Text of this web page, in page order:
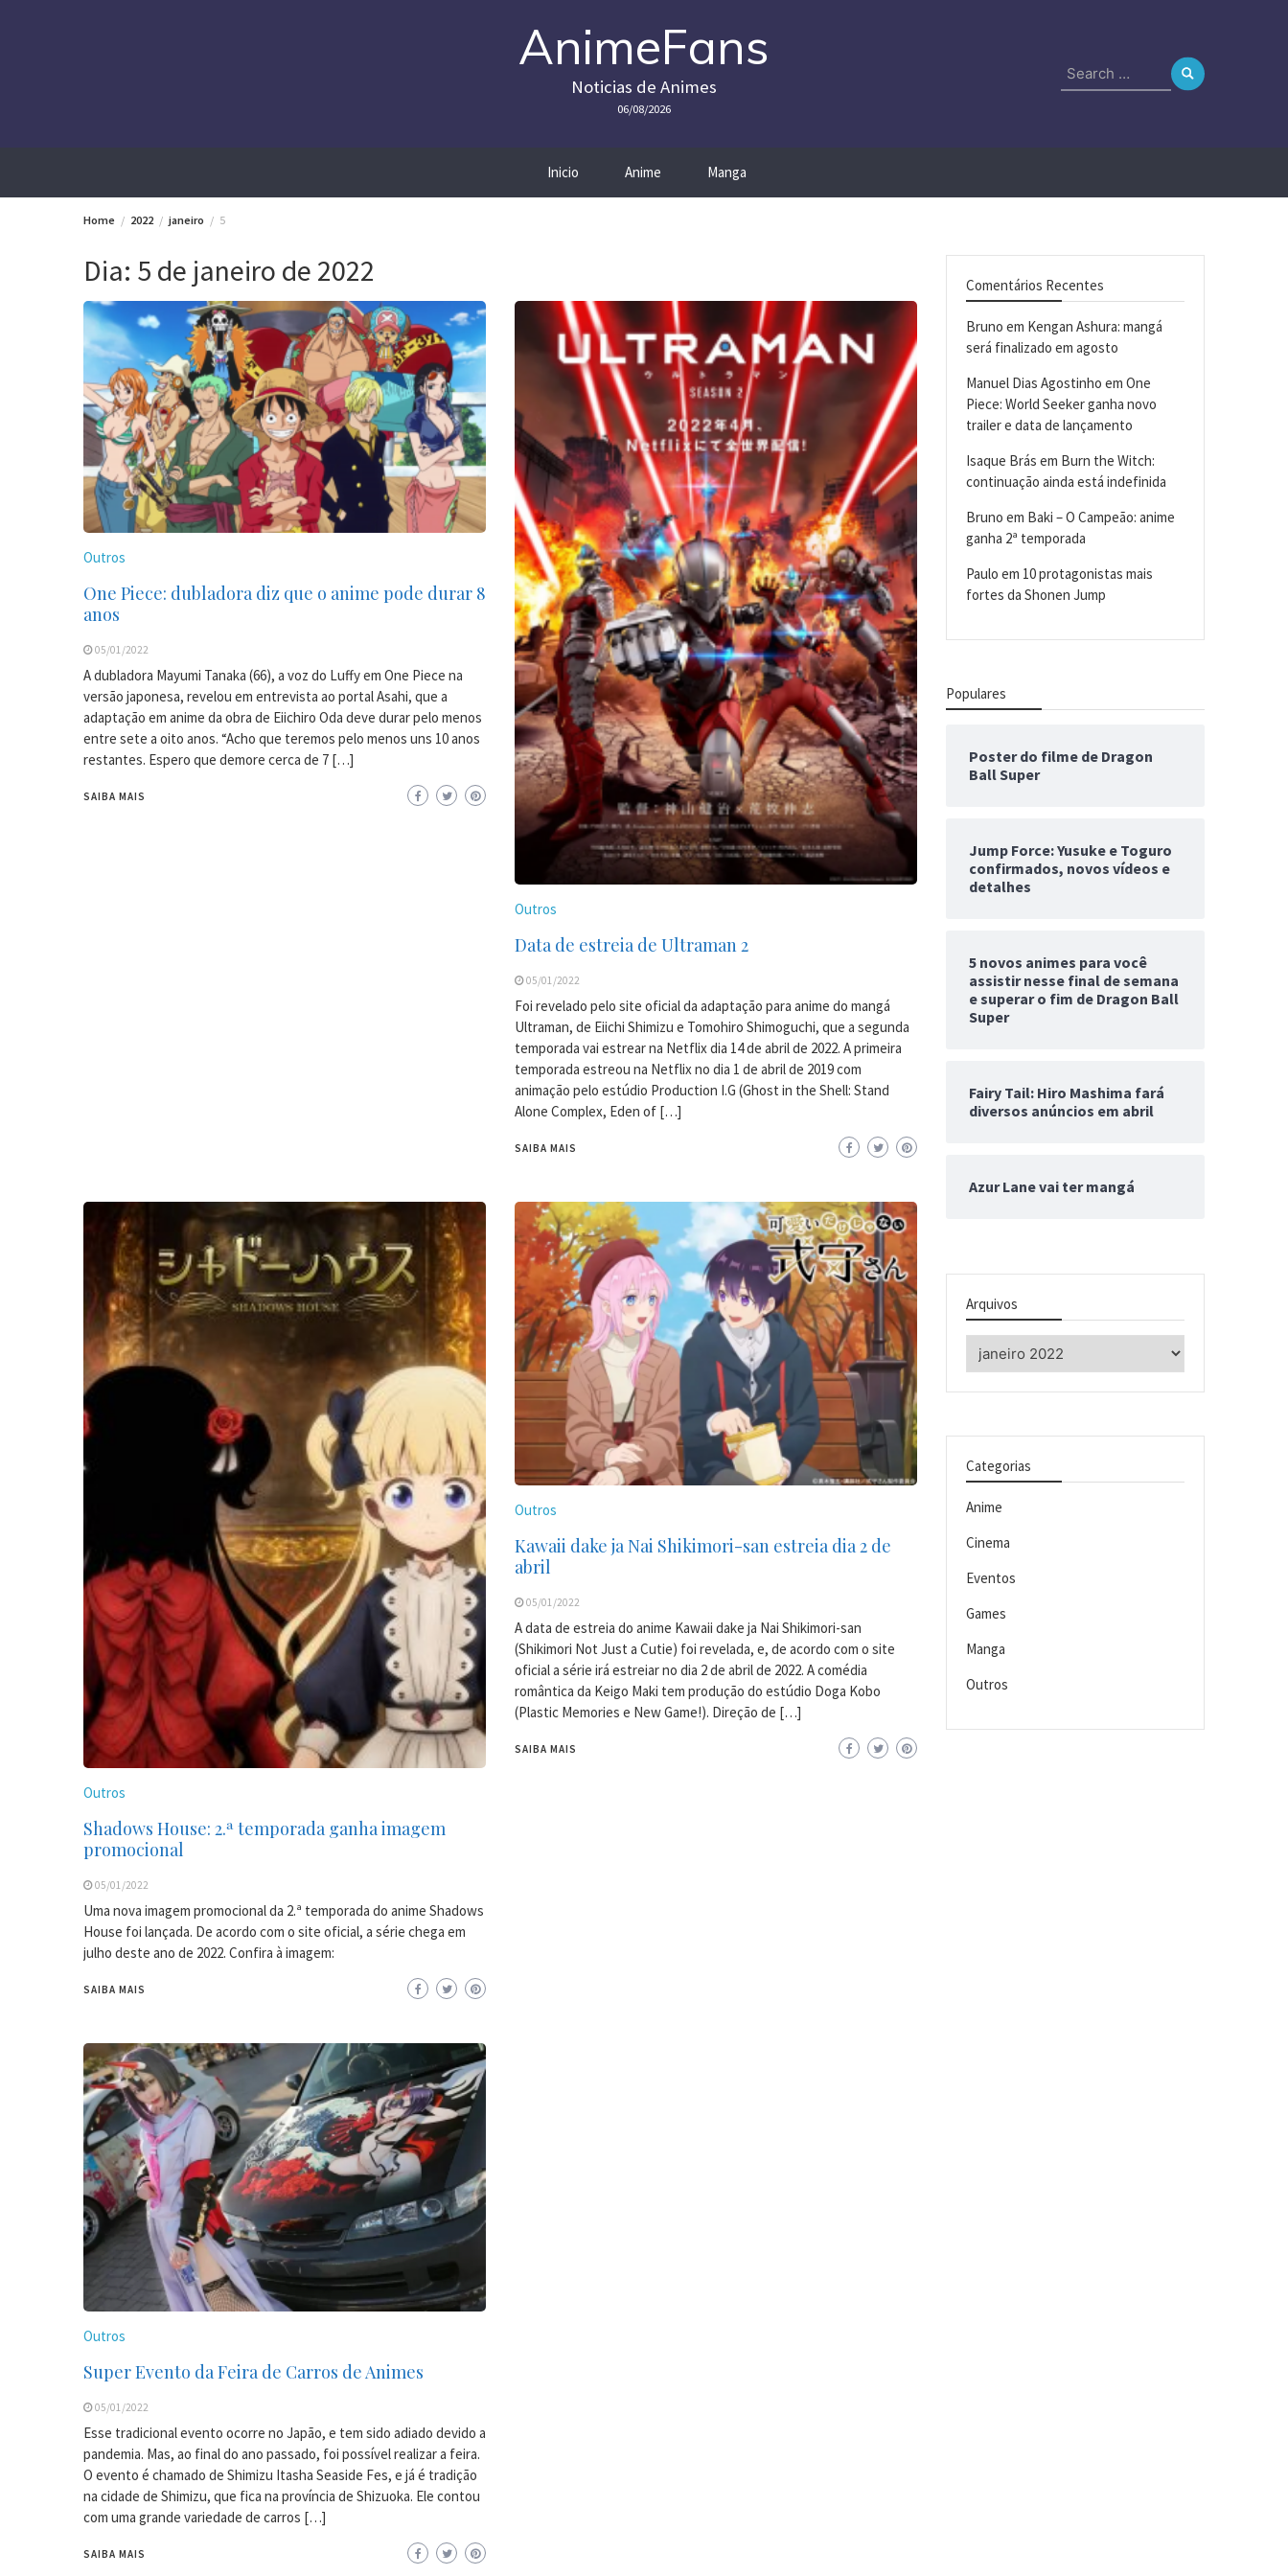
AnimeFans
Noticias de Animes
06/08/2026
Search
for:
Inicio Anime Manga
Home 2022 janeiro 5
Dia: 5 de janeiro de 2022
Outros
One Piece: dubladora diz que o anime pode durar 8
anos
05/01/2022
A dubladora Mayumi Tanaka (66), a voz do Luffy em One Piece na
versão japonesa, revelou em entrevista ao portal Asahi, que a
adaptação em anime da obra de Eiichiro Oda deve durar pelo menos
entre sete a oito anos. “Acho que teremos pelo menos uns 10 anos
restantes. Espero que demore cerca de 7 […]
SAIBA MAIS
Outros
Data de estreia de Ultraman 2
05/01/2022
Foi revelado pelo site oficial da adaptação para anime do mangá
Ultraman, de Eiichi Shimizu e Tomohiro Shimoguchi, que a segunda
temporada vai estrear na Netflix dia 14 de abril de 2022. A primeira
temporada estreou na Netflix no dia 1 de abril de 2019 com
animação pelo estúdio Production I.G (Ghost in the Shell: Stand
Alone Complex, Eden of […]
SAIBA MAIS
Outros
Shadows House: 2.ª temporada ganha imagem
promocional
05/01/2022
Uma nova imagem promocional da 2.ª temporada do anime Shadows
House foi lançada. De acordo com o site oficial, a série chega em
julho deste ano de 2022. Confira à imagem:
SAIBA MAIS
Outros
Kawaii dake ja Nai Shikimori-san estreia dia 2 de
abril
05/01/2022
A data de estreia do anime Kawaii dake ja Nai Shikimori-san
(Shikimori Not Just a Cutie) foi revelada, e, de acordo com o site
oficial a série irá estreiar no dia 2 de abril de 2022. A comédia
romântica da Keigo Maki tem produção do estúdio Doga Kobo
(Plastic Memories e New Game!). Direção de […]
SAIBA MAIS
Outros
Super Evento da Feira de Carros de Animes
05/01/2022
Esse tradicional evento ocorre no Japão, e tem sido adiado devido a
pandemia. Mas, ao final do ano passado, foi possível realizar a feira.
O evento é chamado de Shimizu Itasha Seaside Fes, e já é tradição
na cidade de Shimizu, que fica na província de Shizuoka. Ele contou
com uma grande variedade de carros […]
SAIBA MAIS
Comentários Recentes
Bruno em Kengan Ashura: mangá
será finalizado em agosto
Manuel Dias Agostinho em One
Piece: World Seeker ganha novo
trailer e data de lançamento
Isaque Brás em Burn the Witch:
continuação ainda está indefinida
Bruno em Baki – O Campeão: anime
ganha 2ª temporada
Paulo em 10 protagonistas mais
fortes da Shonen Jump
Populares
Poster do filme de Dragon
Ball Super
Jump Force: Yusuke e Toguro
confirmados, novos vídeos e
detalhes
5 novos animes para você
assistir nesse final de semana
e superar o fim de Dragon Ball
Super
Fairy Tail: Hiro Mashima fará
diversos anúncios em abril
Azur Lane vai ter mangá
Arquivos
Arquivos
Categorias
Anime
Cinema
Eventos
Games
Manga
Outros